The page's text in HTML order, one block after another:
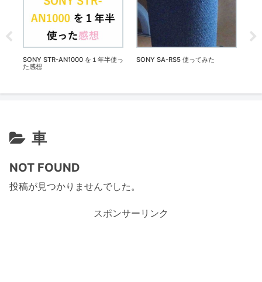
SONY STR-AN1000 を１年半使っ
た感想
SONY SA-RS5 使ってみた
車
NOT FOUND
投稿が見つかりませんでした。
スポンサーリンク